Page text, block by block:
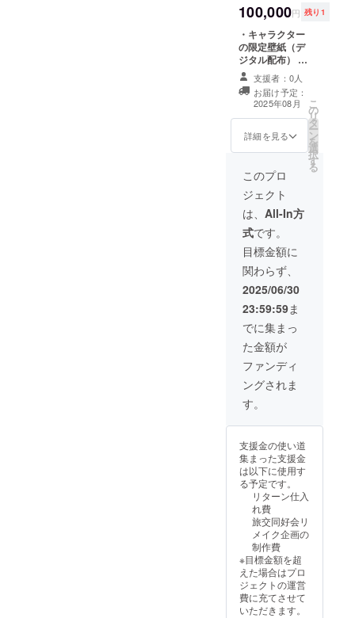
しイラスト（デ
ジタル） ※リ
ターン品の著作
権及びその他法
的権利について
は、すべてプロ
ジェクトオー
ナーに帰属しま
す。
100,000円 残り1
・キャラクター
の限定壁紙（デ
ジタル配布） ※
商品サイズ：
1920 pxx
1080px（16:9）
・キャラクター
の「表情差分
セット」（喜怒
哀楽4種類、デジ
クターの書下ろ
しイラスト（デ
ジタル） ・「新
キャラクターデ
ザインリクエス
ト権」 ※デザ
イン案を相談の
上、今後旅交同
好会に登場する
新キャラクター
時期・キャスト
の指定は不可
（ご要望は伺い
ます）） ※有
効期限：2025年
6月1日から2025
年7月10日まで
※リターン品の
著作権及びその
他法的権利につ
いては、すべて
プロジェクト
オーナーに帰属
します。
支援者：0人
お届け予定：
2025年08月
詳細を見る
こ
の
リ
タ
ー
ン
を
選
択
す
る
このプロ
ジェクト
は、 All-In方
式です。
目標金額に
関わらず、
2025/06/30
23:59:59ま
でに集まっ
た金額が
ファンディ
ングされま
す。
支援金の使い道
集まった支援金
は以下に使用す
る予定です。
リターン仕入
れ費
旅交同好会リ
メイク企画の
制作費
※目標金額を超
えた場合はプロ
ジェクトの運営
費に充てさせて
いただきます。